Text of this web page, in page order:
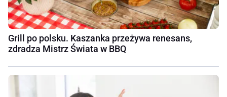
Grill po polsku. Kaszanka przeżywa renesans,
zdradza Mistrz Świata w BBQ